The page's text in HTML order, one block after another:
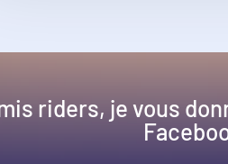
riders, je vous